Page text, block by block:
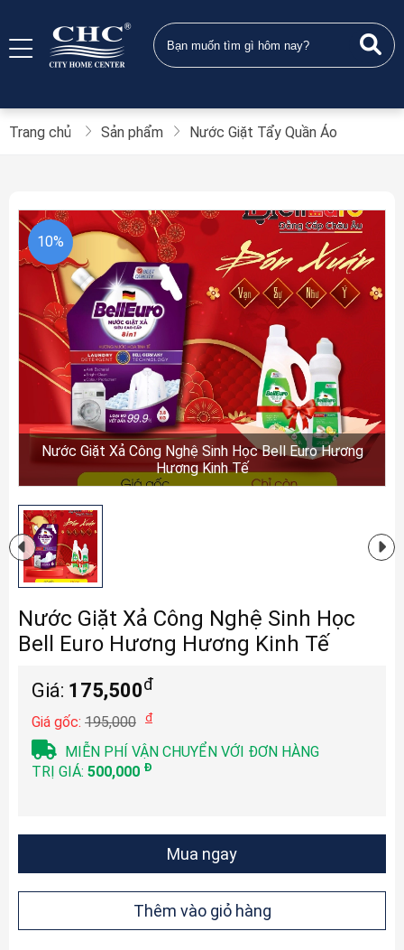
Trang chủ Sản phẩm Nước Giặt Tẩy Quần Áo
10%
Nước Giặt Xả Công Nghệ Sinh Học Bell Euro Hương
Hương Kinh Tế
Nước Giặt Xả Công Nghệ Sinh Học
Bell Euro Hương Hương Kinh Tế
Giá: 175,500đ
Giá gốc: 195,000 đ
MIỄN PHÍ VẬN CHUYỂN VỚI ĐƠN HÀNG
TRỊ GIÁ: 500,000 Đ
Mua ngay
Thêm vào giỏ hàng